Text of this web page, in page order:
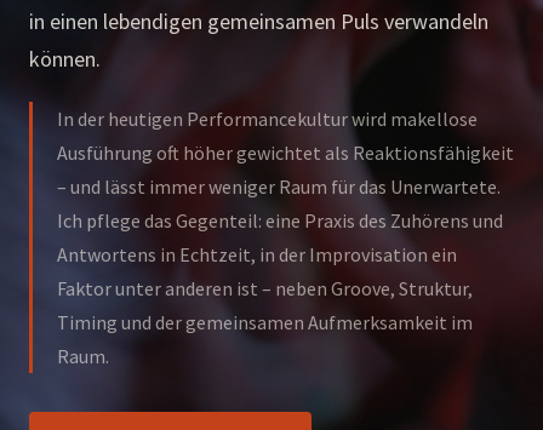
in einen lebendigen gemeinsamen Puls verwandeln
können.
In der heutigen Performancekultur wird makellose
Ausführung oft höher gewichtet als Reaktionsfähigkeit
– und lässt immer weniger Raum für das Unerwartete.
Ich pflege das Gegenteil: eine Praxis des Zuhörens und
Antwortens in Echtzeit, in der Improvisation ein
Faktor unter anderen ist – neben Groove, Struktur,
Timing und der gemeinsamen Aufmerksamkeit im
Raum.